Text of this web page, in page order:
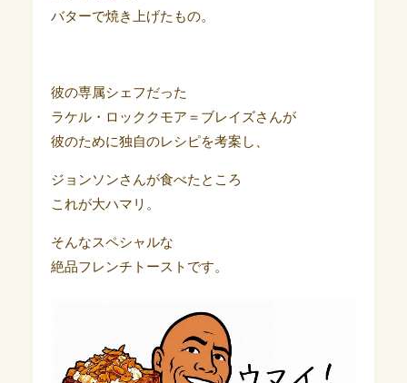
バターで焼き上げたもの。
彼の専属シェフだった
ラケル・ロッククモア＝ブレイズさんが
彼のために独自のレシピを考案し、
ジョンソンさんが食べたところ
これが大ハマリ。
そんなスペシャルな
絶品フレンチトーストです。